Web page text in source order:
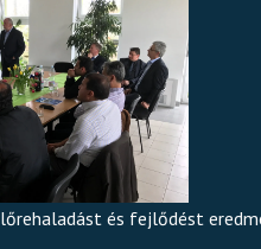
és fejlődést